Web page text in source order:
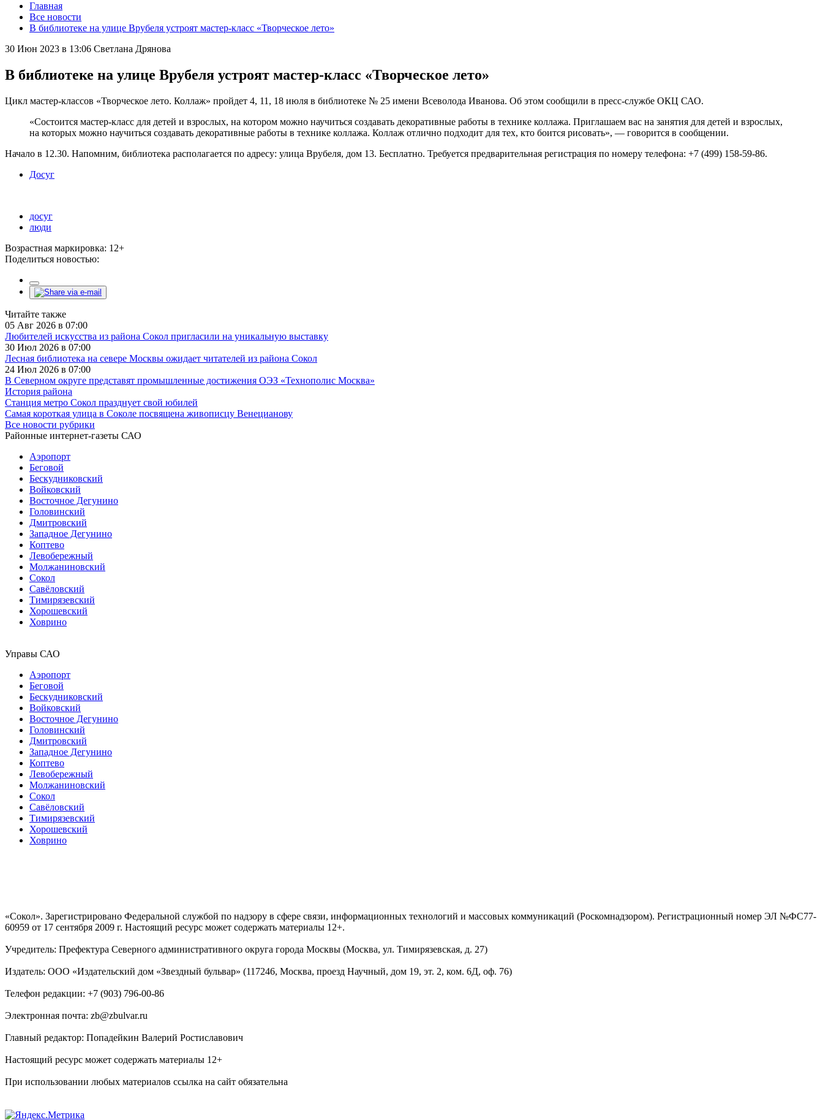
Главная
Все новости
В библиотеке на улице Врубеля устроят мастер-класс «Творческое лето»
30 Июн 2023 в 13:06 Светлана Дрянова
В библиотеке на улице Врубеля устроят мастер-класс «Творческое лето»
Цикл мастер-классов «Творческое лето. Коллаж» пройдет 4, 11, 18 июля в библиотеке № 25 имени Всеволода Иванова. Об этом сообщили в пресс-службе ОКЦ САО.
«Состоится мастер-класс для детей и взрослых, на котором можно научиться создавать декоративные работы в технике коллажа. Приглашаем вас на занятия для детей и взрослых,
на которых можно научиться создавать декоративные работы в технике коллажа. Коллаж отлично подходит для тех, кто боится рисовать», — говорится в сообщении.
Начало в 12.30. Напомним, библиотека располагается по адресу: улица Врубеля, дом 13. Бесплатно. Требуется предварительная регистрация по номеру телефона: +7 (499) 158-59-86.
Досуг
досуг
люди
Возрастная маркировка: 12+
Поделиться новостью:
Читайте также
05 Авг 2026 в 07:00
Любителей искусства из района Сокол пригласили на уникальную выставку
30 Июл 2026 в 07:00
Лесная библиотека на севере Москвы ожидает читателей из района Сокол
24 Июл 2026 в 07:00
В Северном округе представят промышленные достижения ОЭЗ «Технополис Москва»
История района
Станция метро Сокол празднует свой юбилей
Самая короткая улица в Соколе посвящена живописцу Венецианову
Все новости рубрики
Районные интернет-газеты САО
Аэропорт
Беговой
Бескудниковский
Войковский
Восточное Дегунино
Головинский
Дмитровский
Западное Дегунино
Коптево
Левобережный
Молжаниновский
Сокол
Савёловский
Тимирязевский
Хорошевский
Ховрино
Управы САО
Аэропорт
Беговой
Бескудниковский
Войковский
Восточное Дегунино
Головинский
Дмитровский
Западное Дегунино
Коптево
Левобережный
Молжаниновский
Сокол
Савёловский
Тимирязевский
Хорошевский
Ховрино
«Сокол». Зарегистрировано Федеральной службой по надзору в сфере связи, информационных технологий и массовых коммуникаций (Роскомнадзором). Регистрационный номер ЭЛ №ФС77-
60959 от 17 сентября 2009 г. Настоящий ресурс может содержать материалы 12+.
Учредитель: Префектура Северного административного округа города Москвы (Москва, ул. Тимирязевская, д. 27)
Издатель: ООО «Издательский дом «Звездный бульвар» (117246, Москва, проезд Научный, дом 19, эт. 2, ком. 6Д, оф. 76)
Телефон редакции: +7 (903) 796-00-86
Электронная почта: zb@zbulvar.ru
Главный редактор: Попадейкин Валерий Ростиславович
Настоящий ресурс может содержать материалы 12+
При использовании любых материалов ссылка на сайт обязательна